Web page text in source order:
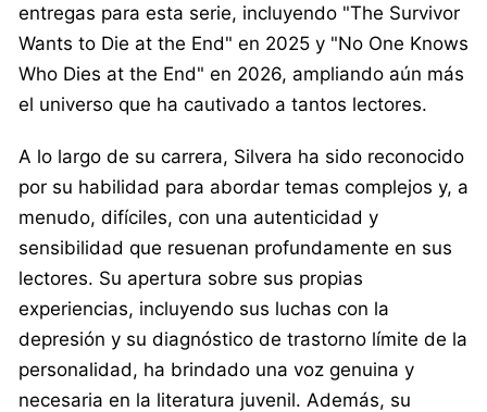
entregas para esta serie, incluyendo "The Survivor
Wants to Die at the End" en 2025 y "No One Knows
Who Dies at the End" en 2026, ampliando aún más
el universo que ha cautivado a tantos lectores.
A lo largo de su carrera, Silvera ha sido reconocido
por su habilidad para abordar temas complejos y, a
menudo, difíciles, con una autenticidad y
sensibilidad que resuenan profundamente en sus
lectores. Su apertura sobre sus propias
experiencias, incluyendo sus luchas con la
depresión y su diagnóstico de trastorno límite de la
personalidad, ha brindado una voz genuina y
necesaria en la literatura juvenil. Además, su